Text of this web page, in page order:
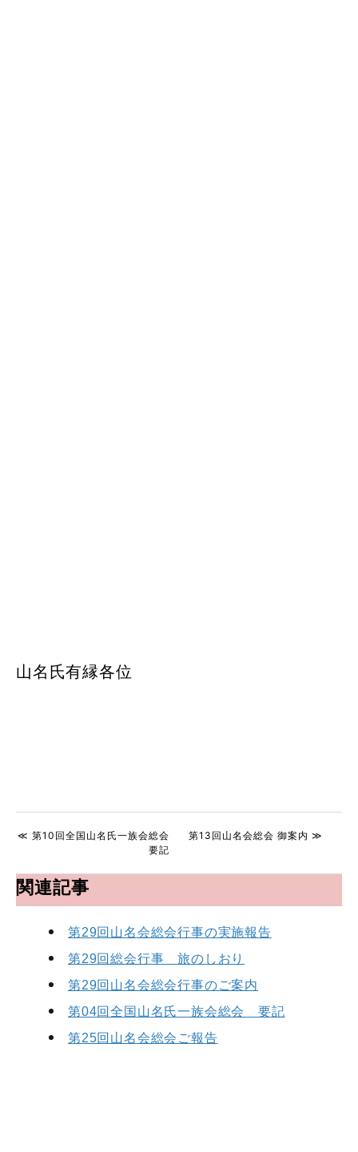
山名氏有縁各位
≪ 第10回全国山名氏一族会総会
要記
第13回山名会総会 御案内 ≫
関連記事
第29回山名会総会行事の実施報告
第29回総会行事 旅のしおり
第29回山名会総会行事のご案内
第04回全国山名氏一族会総会 要記
第25回山名会総会ご報告